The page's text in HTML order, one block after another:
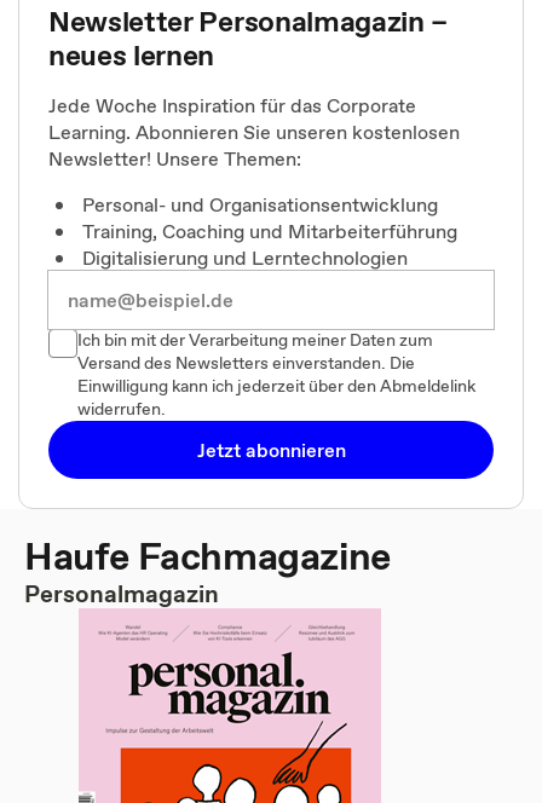
Newsletter Personalmagazin –
neues lernen
Jede Woche Inspiration für das Corporate
Learning. Abonnieren Sie unseren kostenlosen
Newsletter! Unsere Themen:
Personal- und Organisationsentwicklung
Training, Coaching und Mitarbeiterführung
Digitalisierung und Lerntechnologien
Ich bin mit der Verarbeitung meiner Daten zum
Versand des Newsletters einverstanden. Die
Einwilligung kann ich jederzeit über den Abmeldelink
widerrufen.
Jetzt abonnieren
Haufe Fachmagazine
Personalmagazin